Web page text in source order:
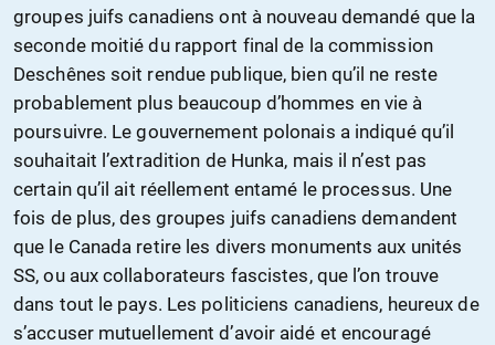
groupes juifs canadiens ont à nouveau demandé que la
seconde moitié du rapport final de la commission
Deschênes soit rendue publique, bien qu’il ne reste
probablement plus beaucoup d’hommes en vie à
poursuivre. Le gouvernement polonais a indiqué qu’il
souhaitait l’extradition de Hunka, mais il n’est pas
certain qu’il ait réellement entamé le processus. Une
fois de plus, des groupes juifs canadiens demandent
que le Canada retire les divers monuments aux unités
SS, ou aux collaborateurs fascistes, que l’on trouve
dans tout le pays. Les politiciens canadiens, heureux de
s’accuser mutuellement d’avoir aidé et encouragé